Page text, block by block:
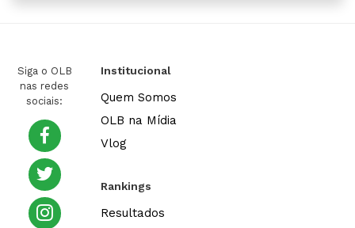
Siga o OLB
nas redes
sociais:
facebook
twitter
instagram
Institucional
Quem Somos
OLB na Mídia
Vlog
Rankings
Resultados